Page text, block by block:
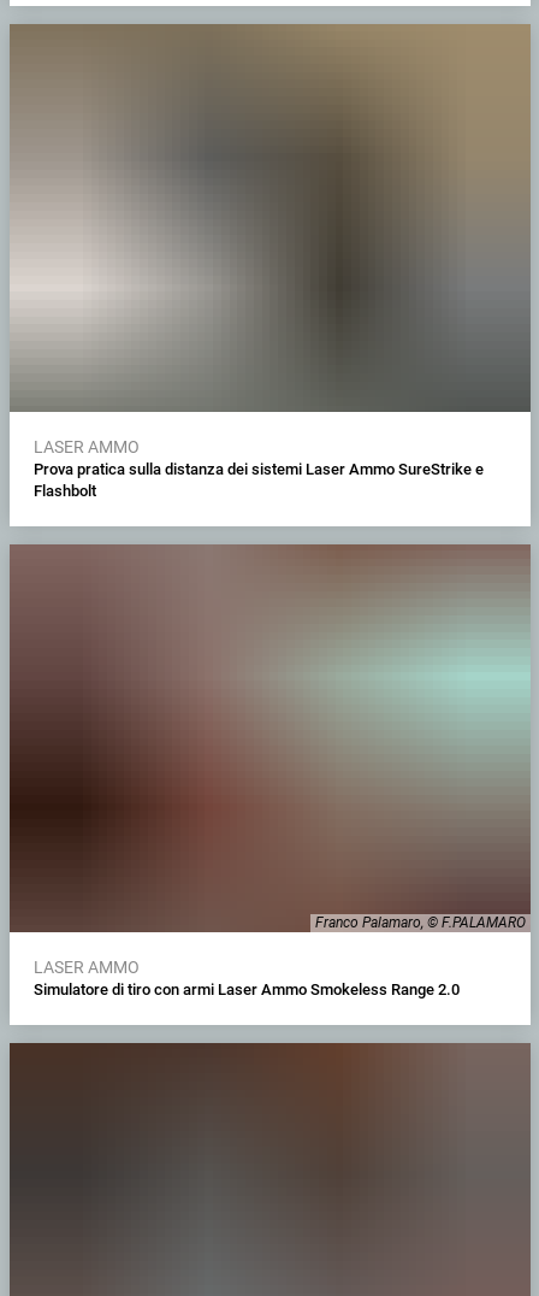
LASER AMMO
Prova pratica sulla distanza dei sistemi Laser Ammo SureStrike e
Flashbolt
Franco Palamaro, © F.PALAMARO
LASER AMMO
Simulatore di tiro con armi Laser Ammo Smokeless Range 2.0